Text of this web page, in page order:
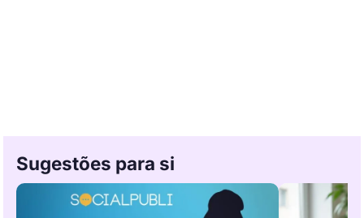
Sugestões para si